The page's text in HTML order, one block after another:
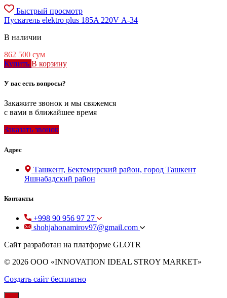
Быстрый просмотр
Пускатель elektro plus 185A 220V А-34
В наличии
862 500 сум
Купить В корзину
У вас есть вопросы?
Закажите звонок и мы свяжемся
с вами в ближайшее время
Заказать звонок
Адрес
Ташкент, Бектемирский район, город Ташкент
Яшнабадский район
Контакты
+998 90 956 97 27
shohjahonamirov97@gmail.com
Сайт разработан на платформе GLOTR
© 2026 OOO «INNOVATION IDEAL STROY MARKET»
Создать cайт бесплатно